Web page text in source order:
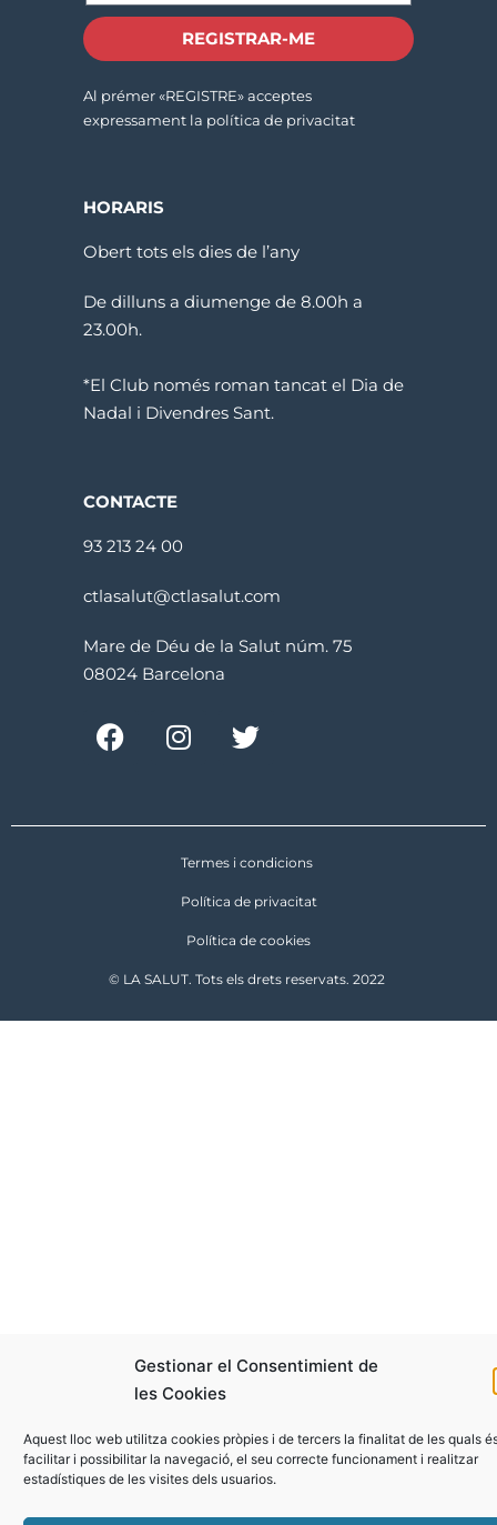
Gestionar el Consentimient de
les Cookies
Aquest lloc web utilitza cookies pròpies i de tercers la finalitat de les quals
facilitar i possibilitar la navegació, el seu correcte funcionament i realitzar
estadístiques de les visites dels usuarios.
REGISTRAR-ME
Al prémer «REGISTRE» acceptes
expressament la política de privacitat
HORARIS
Obert tots els dies de l’any
De dilluns a diumenge de 8.00h a
23.00h.
*El Club només roman tancat el Dia de
Nadal i Divendres Sant.
CONTACTE
93 213 24 00
ctlasalut@ctlasalut.com
Mare de Déu de la Salut núm. 75
08024 Barcelona
Termes i condicions
Política de privacitat
Política de cookies
© LA SALUT. Tots els drets reservats. 2022